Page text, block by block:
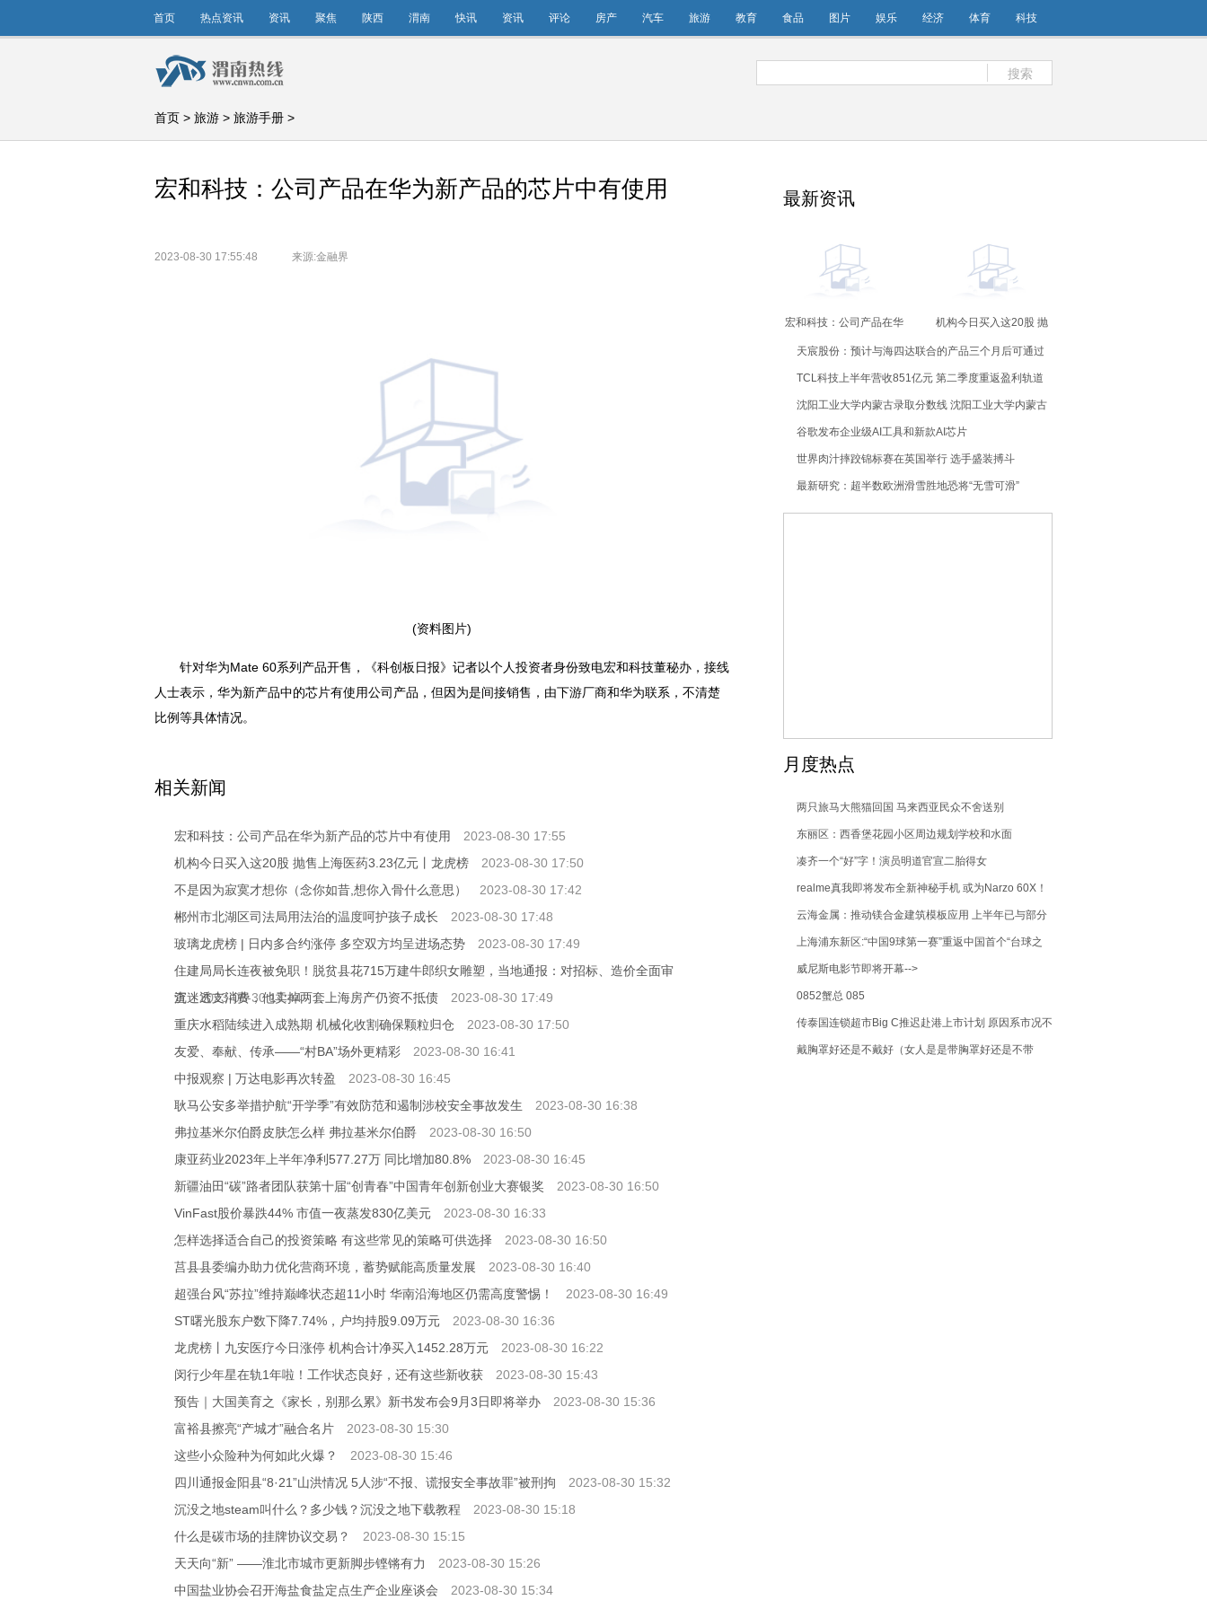
首页 热点资讯 资讯 聚焦 陕西 渭南 快讯 资讯 评论 房产 汽车 旅游 教育 食品 图片 娱乐 经济 体育 科技
搜索
首页 > 旅游 > 旅游手册 >
宏和科技：公司产品在华为新产品的芯片中有使用
2023-08-30 17:55:48 来源:金融界
(资料图片)
针对华为Mate 60系列产品开售，《科创板日报》记者以个人投资者身份致电宏和科技董秘办，接线
人士表示，华为新产品中的芯片有使用公司产品，但因为是间接销售，由下游厂商和华为联系，不清楚
比例等具体情况。
相关新闻
宏和科技：公司产品在华为新产品的芯片中有使用
2023-08-30 17:55
机构今日买入这20股 抛售上海医药3.23亿元丨龙虎榜
2023-08-30 17:50
不是因为寂寞才想你（念你如昔,想你入骨什么意思）
2023-08-30 17:42
郴州市北湖区司法局用法治的温度呵护孩子成长
2023-08-30 17:48
玻璃龙虎榜 | 日内多合约涨停 多空双方均呈进场态势
2023-08-30 17:49
住建局局长连夜被免职！脱贫县花715万建牛郎织女雕塑，当地通报：对招标、造价全面审
查
2023-08-30 17:44
沉迷透支消费，他卖掉两套上海房产仍资不抵债
2023-08-30 17:49
重庆水稻陆续进入成熟期 机械化收割确保颗粒归仓
2023-08-30 17:50
友爱、奉献、传承——“村BA”场外更精彩
2023-08-30 16:41
中报观察 | 万达电影再次转盈
2023-08-30 16:45
耿马公安多举措护航“开学季”有效防范和遏制涉校安全事故发生
2023-08-30 16:38
弗拉基米尔伯爵皮肤怎么样 弗拉基米尔伯爵
2023-08-30 16:50
康亚药业2023年上半年净利577.27万 同比增加80.8%
2023-08-30 16:45
新疆油田“碳”路者团队获第十届“创青春”中国青年创新创业大赛银奖
2023-08-30 16:50
VinFast股价暴跌44% 市值一夜蒸发830亿美元
2023-08-30 16:33
怎样选择适合自己的投资策略 有这些常见的策略可供选择
2023-08-30 16:50
莒县县委编办助力优化营商环境，蓄势赋能高质量发展
2023-08-30 16:40
超强台风“苏拉”维持巅峰状态超11小时 华南沿海地区仍需高度警惕！
2023-08-30 16:49
ST曙光股东户数下降7.74%，户均持股9.09万元
2023-08-30 16:36
龙虎榜丨九安医疗今日涨停 机构合计净买入1452.28万元
2023-08-30 16:22
闵行少年星在轨1年啦！工作状态良好，还有这些新收获
2023-08-30 15:43
预告｜大国美育之《家长，别那么累》新书发布会9月3日即将举办
2023-08-30 15:36
富裕县擦亮“产城才”融合名片
2023-08-30 15:30
这些小众险种为何如此火爆？
2023-08-30 15:46
四川通报金阳县“8·21”山洪情况 5人涉“不报、谎报安全事故罪”被刑拘
2023-08-30 15:32
沉没之地steam叫什么？多少钱？沉没之地下载教程
2023-08-30 15:18
什么是碳市场的挂牌协议交易？
2023-08-30 15:15
天天向“新” ——淮北市城市更新脚步铿锵有力
2023-08-30 15:26
中国盐业协会召开海盐食盐定点生产企业座谈会
2023-08-30 15:34
最新资讯
宏和科技：公司产品在华
机构今日买入这20股 抛
虎榜
天宸股份：预计与海四达联合的产品三个月后可通过
认证 年底将能向市场销售自有品牌产品
TCL科技上半年营收851亿元 第二季度重返盈利轨道
沈阳工业大学内蒙古录取分数线 沈阳工业大学内蒙古
招生人数多少
谷歌发布企业级AI工具和新款AI芯片
世界肉汁摔跤锦标赛在英国举行 选手盛装搏斗
最新研究：超半数欧洲滑雪胜地恐将“无雪可滑”
月度热点
两只旅马大熊猫回国 马来西亚民众不舍送别
东丽区：西香堡花园小区周边规划学校和水面
凑齐一个“好”字！演员明道官宣二胎得女
realme真我即将发布全新神秘手机 或为Narzo 60X！
云海金属：推动镁合金建筑模板应用 上半年已与部分
国企达成合作意向并取得订单
上海浦东新区:“中国9球第一赛”重返中国首个“台球之
乡”
威尼斯电影节即将开幕-->
0852蟹总 085
传泰国连锁超市Big C推迟赴港上市计划 原因系市况不
佳
戴胸罩好还是不戴好（女人是是带胸罩好还是不带